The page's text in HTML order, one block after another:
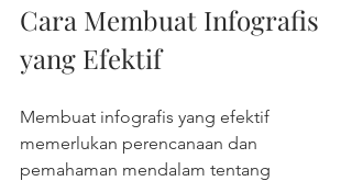
Cara Membuat Infografis
yang Efektif
Membuat infografis yang efektif
memerlukan perencanaan dan
pemahaman mendalam tentang